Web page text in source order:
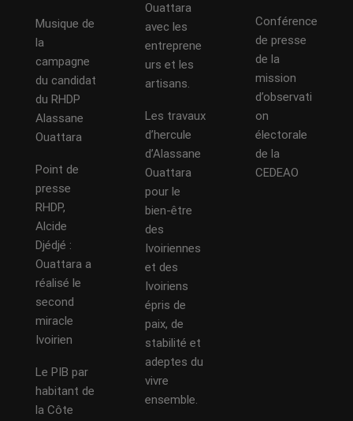
Musique de
la
campagne
du candidat
du RHDP
Alassane
Ouattara
Point de
presse
RHDP,
Alcide
Djédjé :
Ouattara a
réalisé le
second
miracle
Ivoirien
Le PIB par
habitant de
la Côte
Ouattara
avec les
entreprene
urs et les
artisans.
Les travaux
d’hercule
d’Alassane
Ouattara
pour le
bien-être
des
Ivoiriennes
et des
Ivoiriens
épris de
paix, de
stabilité et
adeptes du
vivre
ensemble.
Conférence
de presse
de la
mission
d’observati
on
électorale
de la
CEDEAO